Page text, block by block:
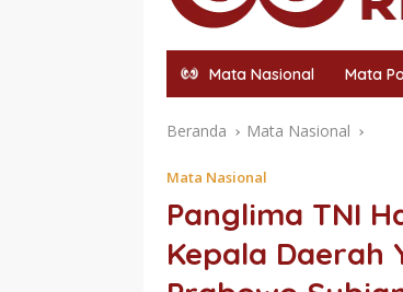
Mata Nasional Mata
Beranda Mata Nasional
Mata Nasional
Panglima TNI
Kepala Daerah